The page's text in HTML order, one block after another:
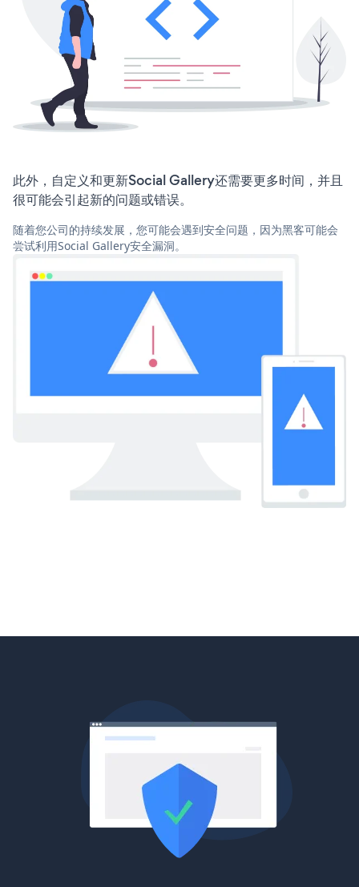
此外，自定义和更新Social Gallery还需要更多时间，并且
很可能会引起新的问题或错误。
随着您公司的持续发展，您可能会遇到安全问题，因为黑客可能会
尝试利用Social Gallery安全漏洞。